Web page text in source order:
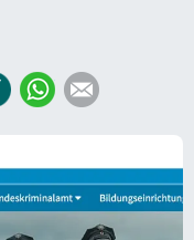
Xing WhatsApp